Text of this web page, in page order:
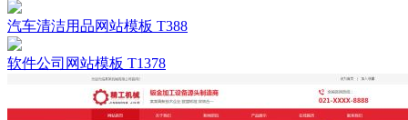
汽车清洁用品网站模板 T388
软件公司网站模板 T1378